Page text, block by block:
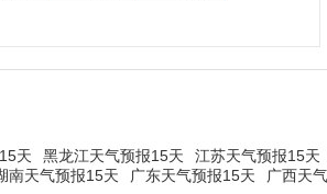
天 黑龙江天气预报15天 江苏天气预报15天
南天气预报15天 广东天气预报15天 广西天